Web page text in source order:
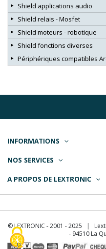
Shield applications audio
Shield relais - Mosfet
Shield moteurs - robotique
Shield fonctions diverses
Périphériques compatibles
INFORMATIONS
NOS SERVICES
A PROPOS DE LEXTRONIC
© LEXTRONIC - 2001 - 2025 |
- 94510 La